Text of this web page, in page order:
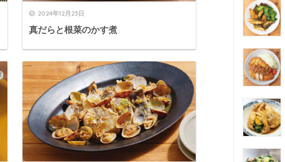
2024年12月23日
真だらと根菜のかす煮